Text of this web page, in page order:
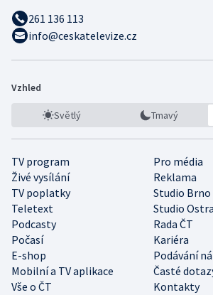
261 136 113
info@ceskatelevize.cz
Vzhled
Světlý Tmavý
TV program
Pro média
Živé vysílání
Reklama
TV poplatky
Studio Brno
Teletext
Studio
Podcasty
Rada ČT
Počasí
Kariéra
E-shop
Podávání
Mobilní a TV aplikace
Časté
Vše o ČT
Kontakty